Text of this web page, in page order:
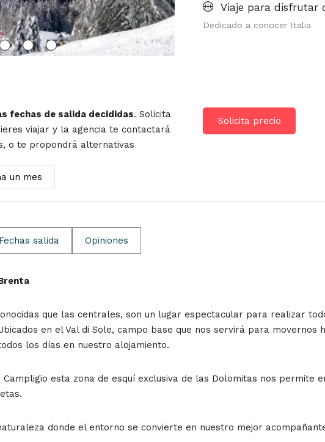
Viaje para disfrutar
Dedicado a conocer Italia
fechas de salida decididas. Solicita
viajar y la agencia te contactará
o te propondrá alternativas
Solicita precio
Fechas salida Opiniones
que las centrales, son un lugar espectacular para realizar
en el Val di Sole, campo base que nos servirá para
los días en nuestro alojamiento.
esta zona de esquí exclusiva de las Dolomitas nos permite
donde el entorno se convierte en nuestro mejor